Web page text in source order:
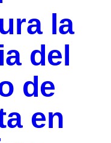
la
del
de
en